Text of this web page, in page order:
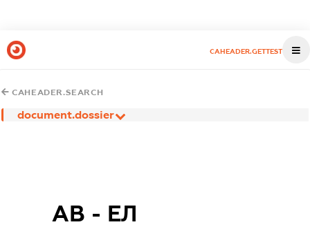
CAHEADER.GETTEST
CAHEADER.SEARCH
document.dossier
АВ - ЕЛ